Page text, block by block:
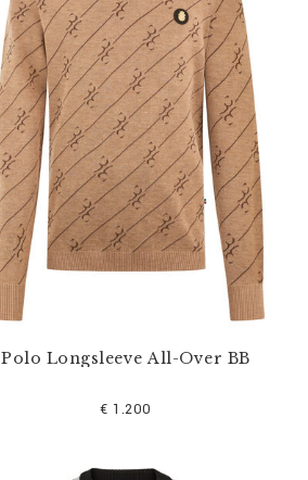
Polo Longsleeve All-Over BB
€ 1.200